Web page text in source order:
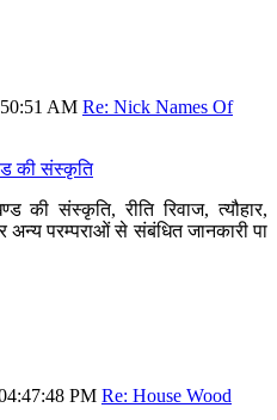
AM Re: Nick Names Of
की संस्कृति
की संस्कृति, रीति रिवाज, त्यौहार,
अन्य परम्पराओं से संबंधित जानकारी पा
PM Re: House Wood